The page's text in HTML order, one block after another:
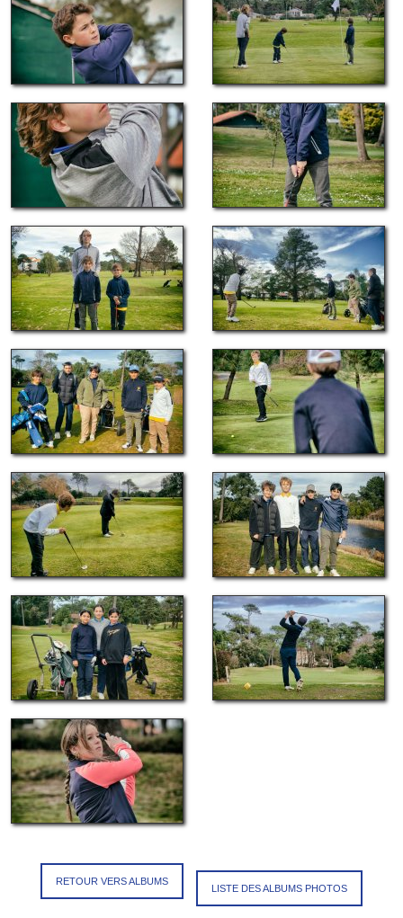
RETOUR VERS ALBUMS
LISTE DES ALBUMS PHOTOS